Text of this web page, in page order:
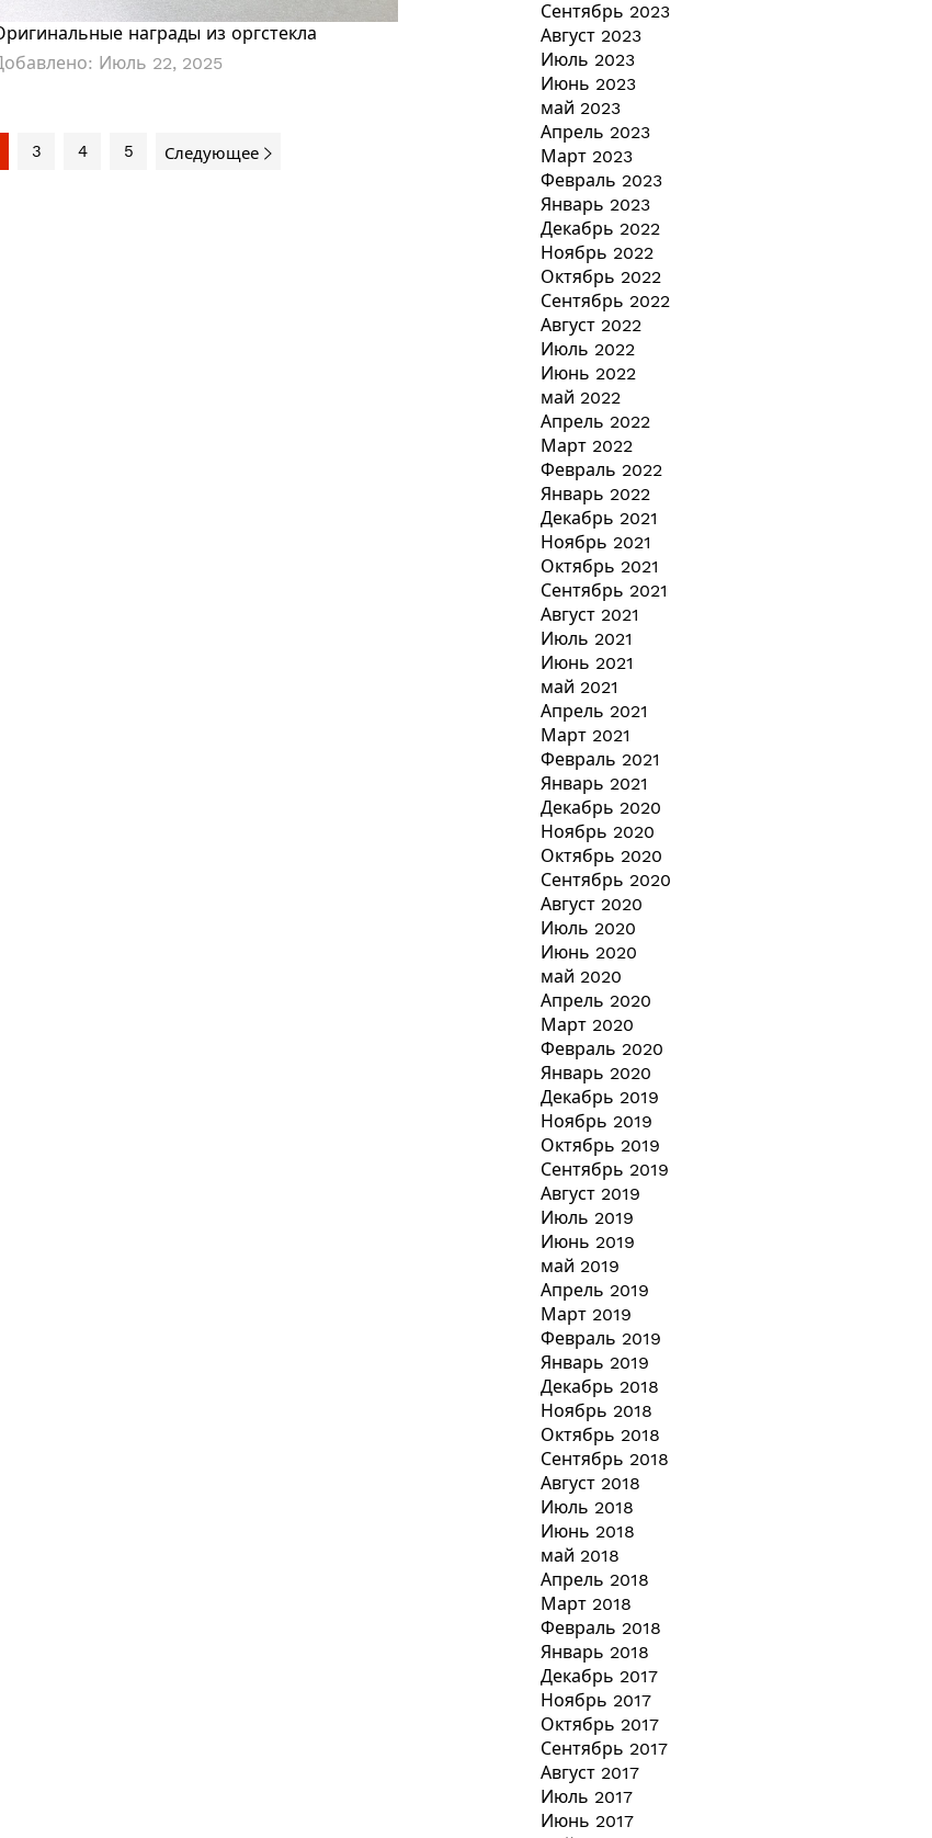
награды из оргстекла
Июль 22, 2025
3 4 5 Следующее
Сентябрь 2023
Август 2023
Июль 2023
Июнь 2023
май 2023
Апрель 2023
Март 2023
Февраль 2023
Январь 2023
Декабрь 2022
Ноябрь 2022
Октябрь 2022
Сентябрь 2022
Август 2022
Июль 2022
Июнь 2022
май 2022
Апрель 2022
Март 2022
Февраль 2022
Январь 2022
Декабрь 2021
Ноябрь 2021
Октябрь 2021
Сентябрь 2021
Август 2021
Июль 2021
Июнь 2021
май 2021
Апрель 2021
Март 2021
Февраль 2021
Январь 2021
Декабрь 2020
Ноябрь 2020
Октябрь 2020
Сентябрь 2020
Август 2020
Июль 2020
Июнь 2020
май 2020
Апрель 2020
Март 2020
Февраль 2020
Январь 2020
Декабрь 2019
Ноябрь 2019
Октябрь 2019
Сентябрь 2019
Август 2019
Июль 2019
Июнь 2019
май 2019
Апрель 2019
Март 2019
Февраль 2019
Январь 2019
Декабрь 2018
Ноябрь 2018
Октябрь 2018
Сентябрь 2018
Август 2018
Июль 2018
Июнь 2018
май 2018
Апрель 2018
Март 2018
Февраль 2018
Январь 2018
Декабрь 2017
Ноябрь 2017
Октябрь 2017
Сентябрь 2017
Август 2017
Июль 2017
Июнь 2017